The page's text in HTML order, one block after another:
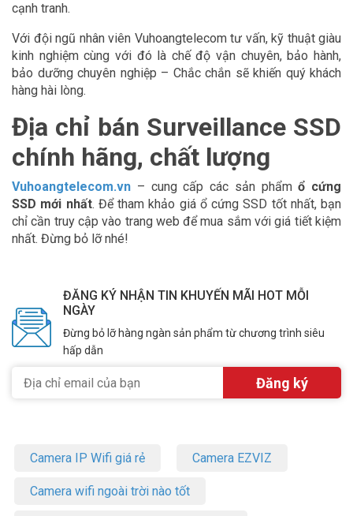
cạnh tranh.
Với đội ngũ nhân viên Vuhoangtelecom tư vấn, kỹ thuật giàu
kinh nghiệm cùng với đó là chế độ vận chuyên, bảo hành,
bảo dưỡng chuyên nghiệp – Chắc chắn sẽ khiến quý khách
hàng hài lòng.
Địa chỉ bán Surveillance SSD
chính hãng, chất lượng
Vuhoangtelecom.vn – cung cấp các sản phẩmổ cứng
SSD mới nhất. Để tham khảo giá ổ cứng SSD tốt nhất, bạn
chỉ cần truy cập vào trang web để mua sắm với giá tiết kiệm
nhất. Đừng bỏ lỡ nhé!
ĐĂNG KÝ NHẬN TIN KHUYẾN MÃI HOT MỖI
NGÀY
Đừng bỏ lỡ hàng ngàn sản phẩm từ chương trình siêu
hấp dẫn
Camera IP Wifi giá rẻ Camera EZVIZ
Camera wifi ngoài trời nào tốt